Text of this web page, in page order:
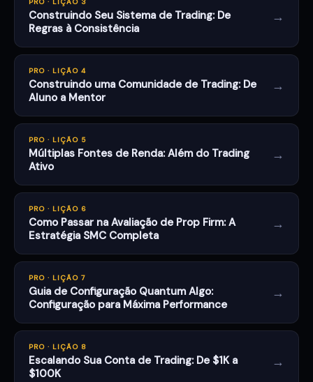
Construindo Seu Sistema de Trading: De
Regras à Consistência
→
PRO · LIÇÃO 4
Construindo uma Comunidade de Trading: De
Aluno a Mentor
→
PRO · LIÇÃO 5
Múltiplas Fontes de Renda: Além do Trading
Ativo
→
PRO · LIÇÃO 6
Como Passar na Avaliação de Prop Firm: A
Estratégia SMC Completa
→
PRO · LIÇÃO 7
Guia de Configuração Quantum Algo:
Configuração para Máxima Performance
→
PRO · LIÇÃO 8
Escalando Sua Conta de Trading: De $1K a
$100K
→